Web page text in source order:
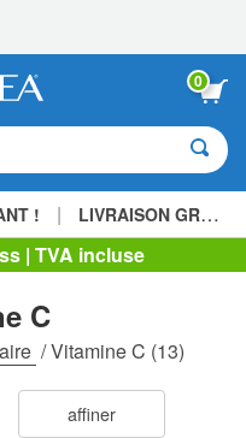
0
! | LIVRAISON GRATUITE
| TVA incluse
C
/Vitamine C (13)
affiner